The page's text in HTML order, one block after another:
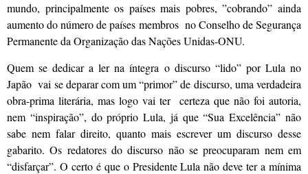
mundo, principalmente os países mais pobres, ”cobrando” ainda
aumento do número de países membros no Conselho de Segurança
Permanente da Organização das Nações Unidas-ONU.
Quem se dedicar a ler na íntegra o discurso “lido” por Lula no
Japão vai se deparar com um “primor” de discurso, uma verdadeira
obra-prima literária, mas logo vai ter certeza que não foi autoria,
nem “inspiração”, do próprio Lula, já que “Sua Excelência” não
sabe nem falar direito, quanto mais escrever um discurso desse
gabarito. Os redatores do discurso não se preocuparam nem em
“disfarçar”. O certo é que o Presidente Lula não deve ter a mínima